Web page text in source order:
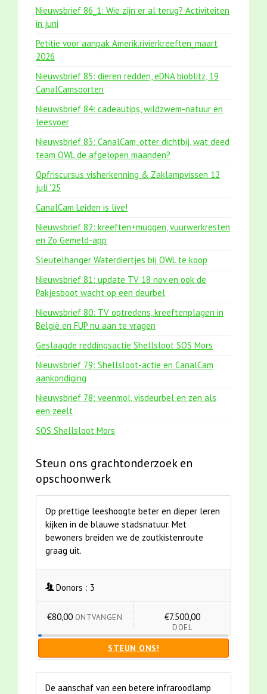
Nieuwsbrief 86_1: Wie zijn er al terug? Activiteiten
in juni
Petitie voor aanpak Amerik.rivierkreeften_maart
2026
Nieuwsbrief 85: dieren redden, eDNA bioblitz, 19
CanalCamsoorten
Nieuwsbrief 84: cadeautips, wildzwem-natuur en
leesvoer
Nieuwsbrief 83: CanalCam, otter dichtbij, wat deed
team OWL de afgelopen maanden?
Opfriscursus visherkenning & Zaklampvissen 12
juli '25
CanalCam Leiden is live!
Nieuwsbrief 82: kreeften+muggen, vuurwerkresten
en Zo Gemeld-app
Sleutelhanger Waterdiertjes bij OWL te koop
Nieuwsbrief 81: update TV 18 nov en ook de
Pakjesboot wacht op een deurbel
Nieuwsbrief 80: TV optredens, kreeftenplagen in
België en FUP nu aan te vragen
Geslaagde reddingsactie Shellsloot SOS Mors
Nieuwsbrief 79: Shellsloot-actie en CanalCam
aankondiging
Nieuwsbrief 78: veenmol, visdeurbel en zen als
een zeelt
SOS Shellsloot Mors
Steun ons grachtonderzoek en
opschoonwerk
Op prettige leeshoogte beter en dieper leren
kijken in de blauwe stadsnatuur. Met
bewoners breiden we de zoutkistenroute
graag uit.
Donors : 3
€80,00 ONTVANGEN €7.500,00
DOEL
STEUN ONS!
De aanschaf van een betere infraroodlamp